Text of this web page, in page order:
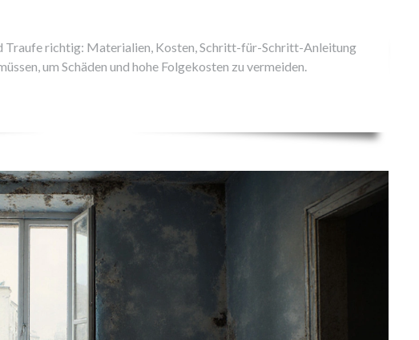
Traufe richtig: Materialien, Kosten, Schritt-für-Schritt-Anleitung
um Schäden und hohe Folgekosten zu vermeiden.